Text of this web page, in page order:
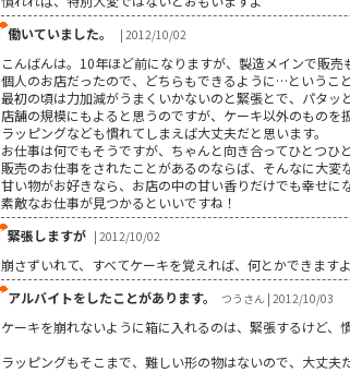
働いていました。
| 2012/10/02
こんばんは。10年ほど前になりますが、製造メインで販売
個人のお店だったので、どちらもできるように…ということ
最初の頃は力加減がうまくいかないのと緊張とで、パタッ
店舗の規模にもよると思うのですが、ケーキ以外のものを
ラッピングなども慣れてしまえば大丈夫だと思います。
お仕事は何でもそうですが、ちゃんと向き合ってひとつひ
販売のお仕事をされたことがあるのならば、そんなに大
甘い物がお好きなら、お店の中の甘い香りだけでも幸せ
素敵なお仕事が見つかるといいですね！
緊張しますが | 2012/10/02
崩さずいれて、すべてケーキを覚えれば、何とかできますよ
アルバイトをしたことがあります。
つうさん | 2012/10/03
ケーキを崩れないように箱に入れるのは、緊張するけど、
ラッピングもそこまで、難しい形の物はないので、大丈夫